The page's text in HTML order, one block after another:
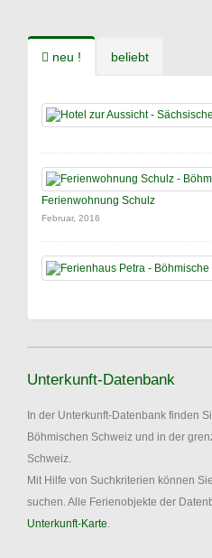
neu ! beliebt
Ferienwohnung Schulz
Februar, 2016
Unterkunft-Datenbank
In der Unterkunft-Datenbank finden
Böhmischen Schweiz und in der
Schweiz.
Mit Hilfe von Suchkriterien können
suchen. Alle Ferienobjekte der
Unterkunft-Karte.